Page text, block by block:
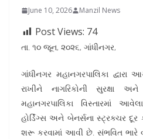
June 10, 2026 Manzil News
Post Views: 74
તા. ૧૦ જૂન, ૨૦૨૬, ગાંધીનગર,
ગાંધીનગર મહાનગરપાલિકા દ્વારા
રાખીને નાગરિકોની સુરક્ષા
મહાનગરપાલિકા વિસ્તારમાં
હોર્ડિંગ્સ અને બેનર્સના સ્ટ્રક્ચર
શરૂ કરવામાં આવી છે. સંભવિત ભારે